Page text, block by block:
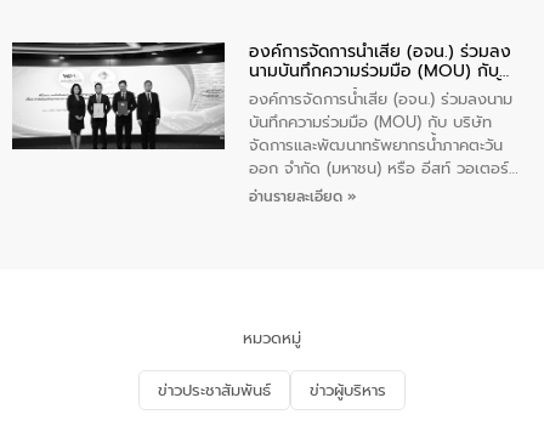
ชุมชนและการบำบัดน้ำเสียเบื้องต้น ให้กับ
นักเรียนชั้นประถมศึกษาปีที่ 5 โรงเรียน
เทศบาล 1 (พะเยาประชานุกูล) จำนวน 30
คน
องค์การจัดการน้ำเสีย (อจน.) ร่วมลง
นามบันทึกความร่วมมือ (MOU) กับ
บริษัท จัดการและพัฒนาทรัพยากรน้ำ
ภาคตะวันออก จำกัด (มหาชน) หรือ อีส
ท์ วอเตอร์
องค์การจัดการน้ำเสีย (อจน.) ร่วมลงนาม
บันทึกความร่วมมือ (MOU) กับ บริษัท
จัดการและพัฒนาทรัพยากรน้ำภาคตะวัน
ออก จำกัด (มหาชน) หรือ อีสท์ วอเตอร์
เมื่อวันอังคารที่ 4 สิงหาคม 2569 ณ ห้อง
ด้านน้ำของประเทศ และเตรียมความพร้อม
รองรับการเติบโตของเมือง รวมถึงการ
ลงทุนในอุตสาหกรรมแห่งอนาคต ตลอดจน
มุ่งตอบโจทย์ความท้าทายจากวิกฤตการ
อ่านรายละเอียด »
หมวดหมู่
ข่าวประชาสัมพันธ์ ข่าวผู้บริหาร